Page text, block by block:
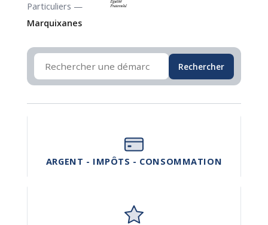
Particuliers —
Marquixanes
Rechercher
ARGENT - IMPÔTS - CONSOMMATION